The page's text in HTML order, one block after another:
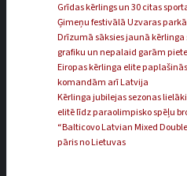
Grīdas kērlings un 30 citas
Ģimeņu festivālā Uzvaras parkā
Drīzumā sāksies jaunā
grafiku un nepalaid garām
Eiropas kērlinga elite
komandām arī Latvija
Kērlinga jubilejas sezonas
elitē līdz paraolimpisko spēļu
“Balticovo Latvian Mixed
pāris no Lietuvas